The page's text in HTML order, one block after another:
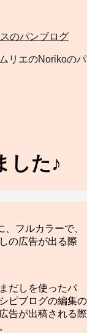
リエのNorikoのパ
した♪
フルカラーで、
の広告が出る際
だしを使ったパ
ピブログの編集の
告が出稿される際